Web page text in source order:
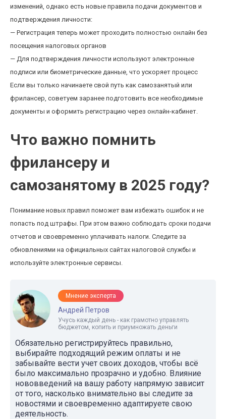
изменений, однако есть новые правила подачи документов и
подтверждения личности:
— Регистрация теперь может проходить полностью онлайн без
посещения налоговых органов
— Для подтверждения личности используют электронные
подписи или биометрические данные, что ускоряет процесс
Если вы только начинаете свой путь как самозанятый или
фрилансер, советуем заранее подготовить все необходимые
документы и оформить регистрацию через онлайн-кабинет.
Что важно помнить
фрилансеру и
самозанятому в 2025 году?
Понимание новых правил поможет вам избежать ошибок и не
попасть под штрафы. При этом важно соблюдать сроки подачи
отчетов и своевременно уплачивать налоги. Следите за
обновлениями на официальных сайтах налоговой службы и
используйте электронные сервисы.
Мнение эксперта
Андрей Петров
Учусь каждый день - как грамотно управлять
бюджетом, копить и приумножать деньги
Обязательно регистрируйтесь правильно,
выбирайте подходящий режим оплаты и не
забывайте вести учет своих доходов, чтобы всё
было максимально прозрачно и удобно. Влияние
нововведений на вашу работу напрямую зависит
от того, насколько внимательно вы следите за
новостями и своевременно адаптируете свою
деятельность.